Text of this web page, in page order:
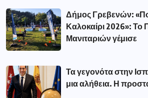
Δήμος Γρεβενών:
Καλοκαίρι 2026»: Το
Μανιταριών γέμισε
Τα γεγονότα στην
μια αλήθεια. Η